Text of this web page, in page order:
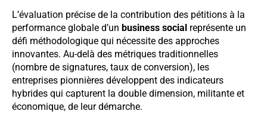
L’évaluation précise de la contribution des pétitions à la
performance globale d’un business social représente un
défi méthodologique qui nécessite des approches
innovantes. Au-delà des métriques traditionnelles
(nombre de signatures, taux de conversion), les
entreprises pionnières développent des indicateurs
hybrides qui capturent la double dimension, militante et
économique, de leur démarche.